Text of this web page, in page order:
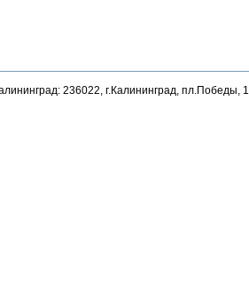
236022, г.Калининград, пл.Победы, 1